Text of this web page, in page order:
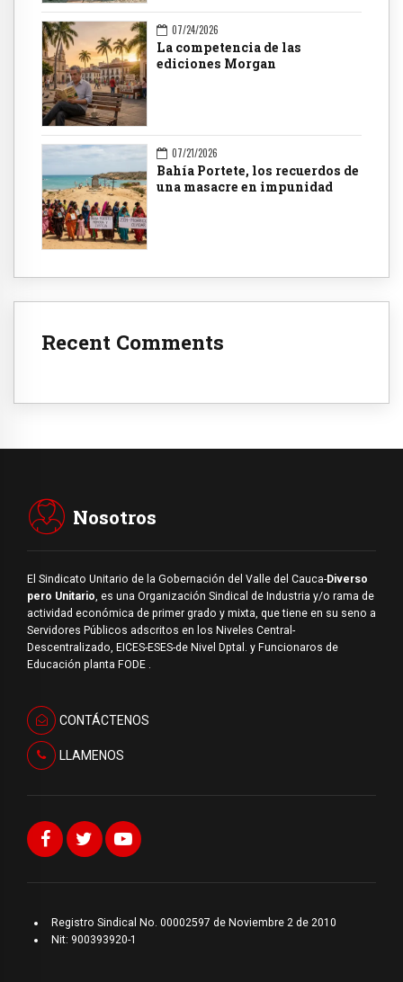
07/24/2026
La competencia de las
ediciones Morgan
07/21/2026
Bahía Portete, los recuerdos de
una masacre en impunidad
Recent Comments
Nosotros
El Sindicato Unitario de la Gobernación del Valle del Cauca-Diverso
pero Unitario, es una Organización Sindical de Industria y/o rama de
actividad económica de primer grado y mixta, que tiene en su seno a
Servidores Públicos adscritos en los Niveles Central-
Descentralizado, EICES-ESES-de Nivel Dptal. y Funcionaros de
Educación planta FODE .
CONTÁCTENOS
LLAMENOS
Registro Sindical No. 00002597 de Noviembre 2 de 2010
Nit: 900393920-1